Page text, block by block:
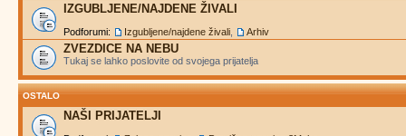
IZGUBLJENE/NAJDENE ŽIVALI
Podforumi: Izgubljene/najdene živali Arhiv
ZVEZDICE NA NEBU
Tukaj se lahko poslovite od svojega prijatelja
OSTALO
NAŠI PRIJATELJI